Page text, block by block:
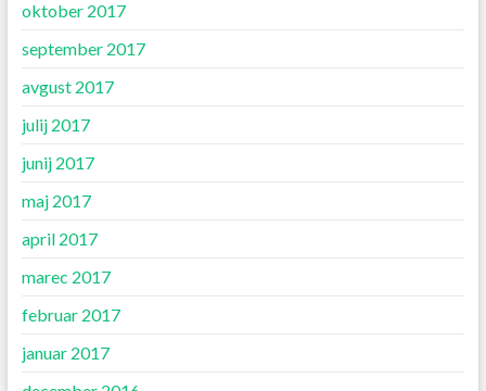
oktober 2017
september 2017
avgust 2017
julij 2017
junij 2017
maj 2017
april 2017
marec 2017
februar 2017
januar 2017